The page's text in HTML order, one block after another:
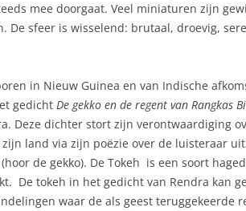
mee doorgaat. Veel miniaturen zijn
De sfeer is wisselend: brutaal, droevig,
in Nieuw Guinea en van Indische
gedicht De gekko en de regent van Rangkas
Deze dichter stort zijn verontwaardiging
land via zijn poëzie over de luisteraar
(hoor de gekko). De Tokeh is een soort
De tokeh in het gedicht van Rendra kan
waar de als geest teruggekeerde